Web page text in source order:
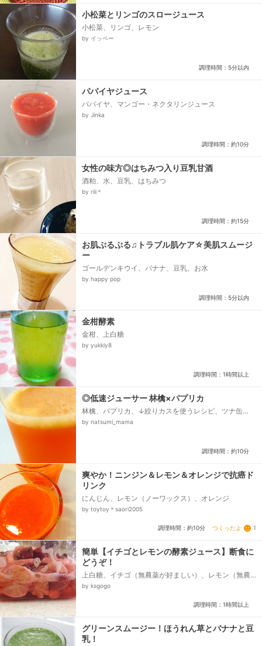
小松菜とリンゴのスロージュース
小松菜、リンゴ、レモン
by イッペー
調理時間：5分以内
パパイヤジュース
パパイヤ、マンゴー・ネクタリンジュース
by Jinka
調理時間：約10分
女性の味方◎はちみつ入り豆乳甘酒
酒粕、水、豆乳、はちみつ
by riii＊
調理時間：約15分
お肌ぷるぷる♫トラブル肌ケア☆美肌スムージ
ー
ゴールデンキウイ、バナナ、豆乳、お水
by happy pop
調理時間：5分以内
金柑酵素
金柑、上白糖
by yukkiy8
調理時間：1時間以上
◎低速ジューサー 林檎×パプリカ
林檎、パプリカ、↓絞りカスを使うレシピ、ツナ缶
（水煮）、マヨネーズ
by natsumi_mama
調理時間：約10分
爽やか！ニンジン＆レモン＆オレンジで抗癌ド
リンク
にんじん、レモン（ノーワックス）、オレンジ
by toytoy＊saori2005
調理時間：約10分 つくったよ 1
簡単【イチゴとレモンの酵素ジュース】断食に
どうぞ！
上白糖、イチゴ（無農薬が好ましい）、レモン（無農
薬が好ましい）
by ksgogo
調理時間：1時間以上
グリーンスムージー！ほうれん草とバナナと豆
乳！